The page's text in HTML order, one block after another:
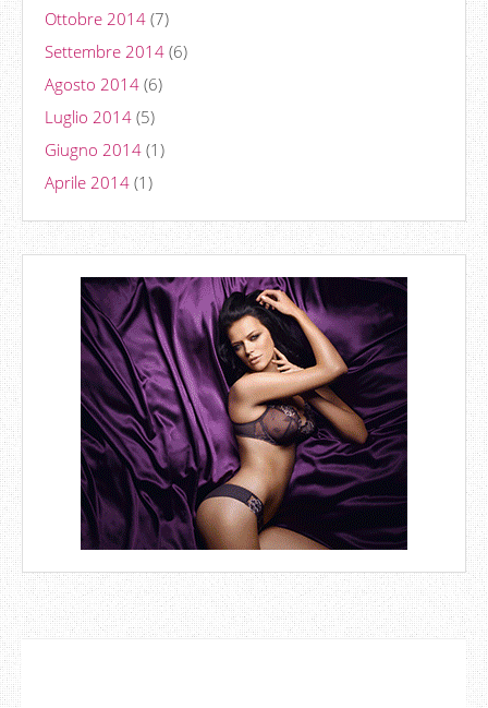
Ottobre 2014 (7)
Settembre 2014 (6)
Agosto 2014 (6)
Luglio 2014 (5)
Giugno 2014 (1)
Aprile 2014 (1)